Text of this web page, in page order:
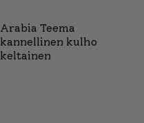
Arabia Teema
kannellinen kulho
keltainen